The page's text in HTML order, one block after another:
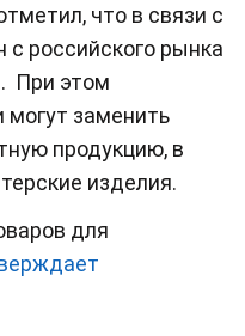
что в связи с
российского рынка
При этом
могут заменить
продукцию, в
изделия.
для